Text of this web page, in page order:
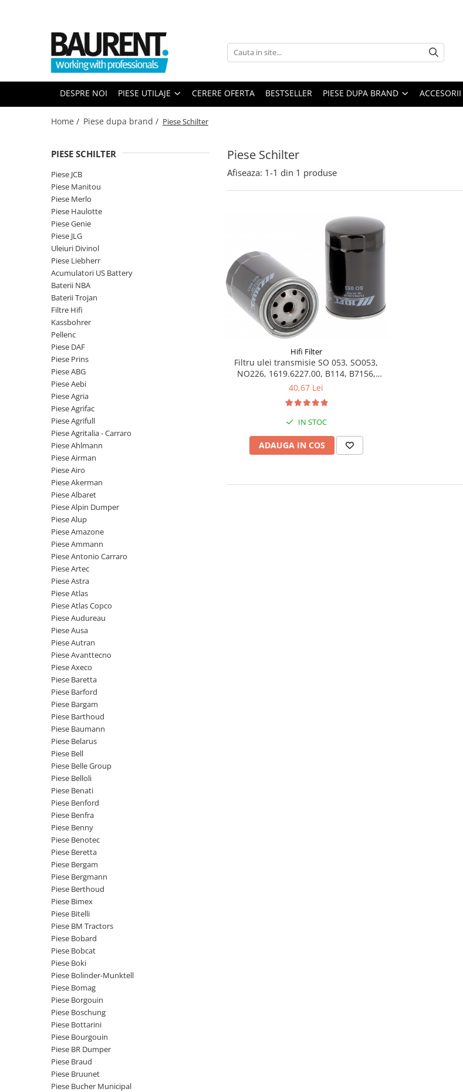
PIESE UTILAJE
Atasamente
Dinti cupa excavator
Furci stivuitor
Matura stivuitor
Plug deszapezire
Cupla rapida
Piese transmisie
Diverse piese transmisie
Piese ambreiaj
Angrenaje transmisie
Grupuri conice
Convertizoare
Cruce cardan
Disc frictiune
Roti teren accidentat
Roti non-marking
Piulite roata
Butuc roata
Roata transpaleta
Piese motor
Alternatoare
Electromotoare
Pompa combustibil
Pompa de apa
Radiator racire ulei hidraulic
Radiator apa
Bobina de pornire
Bobina de oprire
Bobina de acceleratie
Curea alternator - transmisie
Curea distributie
Esapament
Busoane - dopuri
Ventilatoare
Pompa de ulei
Turbosuflanta
Diverse piese motor
Furtune si conducte
Vibrochen - ax came - arbore cotit
Camasa piston
Segmenti motor
Cablu acceleratie
Senzori de presiune ulei
Vaporizatoare
Radiatoare AC
Piese frana
Discuri de frana
Placute de frana
Pompa de frana - cilindru de frana
PIESE DUPA BRAND
Piese Upright
Piese Multimarca
Acumulatori US Battery
Baterii Trojan
Piese Komatsu
Piese motor Cummins
Piese motor Hatz
Piese Kubota
Piese motor Deutz
Piese Caterpillar
Piese Volvo
Piese motor Yanmar
Piese Snorkel
Piese John Deere
Piese Vapormatic
Piese utilaje Fendt
Piese Case IH
Piese Dana Spicer
Piese Skyjack
Piese Bobcat
Piese Hyster
Piese Parker
Piese Hyundai
Piese Terex
Piese Lombardini
Piese Linde
Piese Multitel
Piese Massey Ferguson
Piese Steyr
Piese Landini
Piese New Holland
Piese Takeuchi
Piese Kobelco
Piese Jungheinrich
Piese Claas
Piese Iveco
Piese Nifty Lift
Piese Grove
Piese motor Perkins
Piese Deutz Fahr
Piese Atlas Copco
Piese Hitachi
Piese Vermeer
Piese Socage
Piese Kaeser
Piese Wacker Neuson
Piese David Brown
Piese Mc Cormick
Piese Lamborghini
Piese Same
DESPRE NOI PIESE UTILAJE CERERE OFERTA BESTSELLER PIESE DUPA BRAND
Home / Piese dupa brand / Piese Schilter
Piese Schilter
PIESE SCHILTER
Piese JCB
Piese Manitou
Piese Merlo
Piese Haulotte
Piese Genie
Piese JLG
Uleiuri Divinol
Piese Liebherr
Acumulatori US Battery
Baterii NBA
Baterii Trojan
Filtre Hifi
Kassbohrer
Pellenc
Piese DAF
Piese Prins
Piese ABG
Piese Aebi
Piese Agria
Piese Agrifac
Piese Agrifull
Piese Agritalia - Carraro
Piese Ahlmann
Piese Airman
Piese Airo
Piese Akerman
Piese Albaret
Piese Alpin Dumper
Piese Alup
Piese Amazone
Piese Ammann
Piese Antonio Carraro
Piese Artec
Piese Astra
Piese Atlas
Piese Atlas Copco
Piese Audureau
Piese Ausa
Piese Autran
Piese Avanttecno
Piese Axeco
Piese Baretta
Piese Barford
Piese Bargam
Piese Barthoud
Piese Baumann
Piese Belarus
Piese Bell
Piese Belle Group
Piese Belloli
Piese Benati
Piese Benford
Piese Benfra
Piese Benny
Piese Benotec
Piese Beretta
Piese Bergam
Piese Bergmann
Piese Berthoud
Piese Bimex
Piese Bitelli
Piese BM Tractors
Piese Bobard
Piese Bobcat
Piese Boki
Piese Bolinder-Munktell
Piese Bomag
Piese Borgouin
Piese Boschung
Piese Bottarini
Piese Bourgouin
Piese BR Dumper
Piese Braud
Piese Bruunet
Piese Bucher Municipal
Afiseaza: 1-1 din 1 produse
Hifi Filter
Filtru ulei transmisie SO 053, SO053,
NO226, 1619.6227.00, B114, B7156,
B7369, P3012, 0451104001, 0451104065,
69, 0812684, 3I1081
40,67 Lei
IN STOC
ADAUGA IN COS